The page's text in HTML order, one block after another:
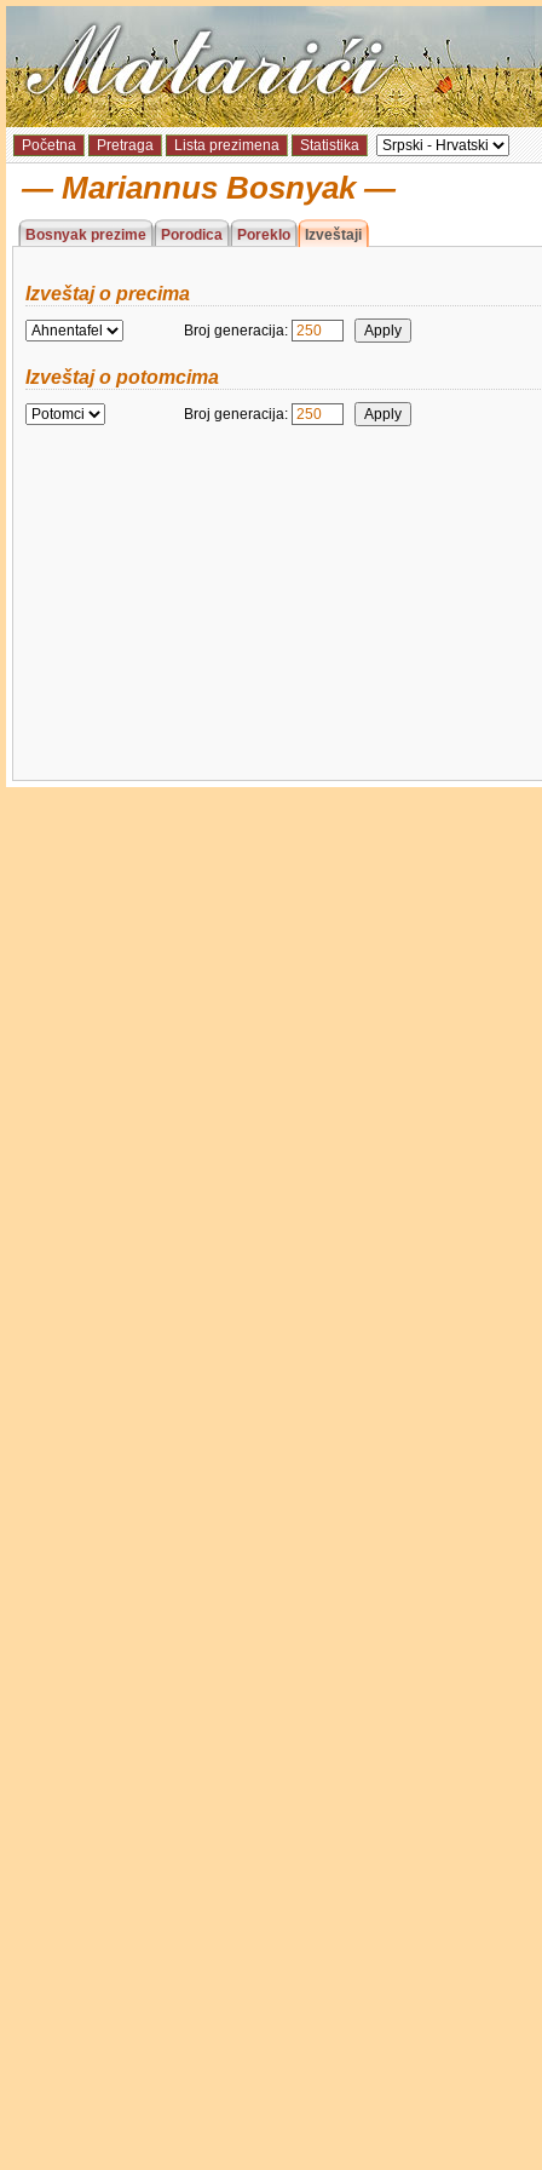
Početna Pretraga Lista prezimena Statistika
Mariannus Bosnyak
Bosnyak prezime Porodica Poreklo Izveštaji
Izveštaj o precima
Broj generacija:
Izveštaj o potomcima
Broj generacija: